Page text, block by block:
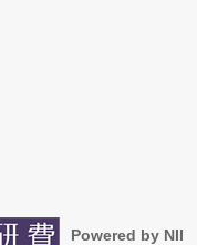
Powered by NII